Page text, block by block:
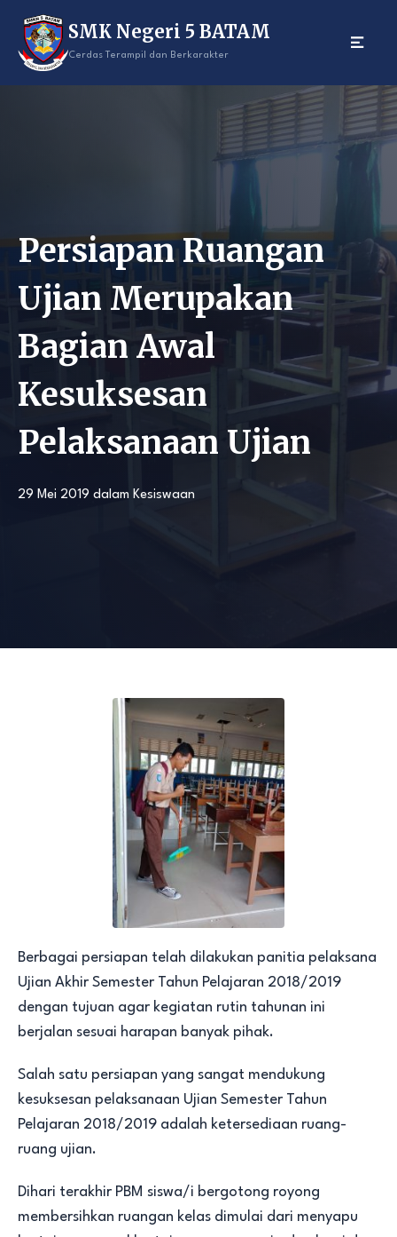
content
SMK Negeri 5 BATAM
Cerdas Terampil dan Berkarakter
Persiapan Ruangan
Ujian Merupakan
Bagian Awal
Kesuksesan
Pelaksanaan Ujian
29 Mei 2019 dalam Kesiswaan
Berbagai persiapan telah dilakukan panitia pelaksana
Ujian Akhir Semester Tahun Pelajaran 2018/2019
dengan tujuan agar kegiatan rutin tahunan ini
berjalan sesuai harapan banyak pihak.
Salah satu persiapan yang sangat mendukung
kesuksesan pelaksanaan Ujian Semester Tahun
Pelajaran 2018/2019 adalah ketersediaan ruang-
ruang ujian.
Dihari terakhir PBM siswa/i bergotong royong
membersihkan ruangan kelas dimulai dari menyapu